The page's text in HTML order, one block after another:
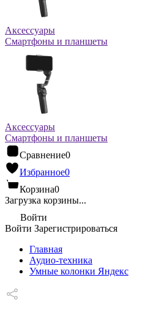
Аксессуары
Смартфоны и планшеты
Аксессуары
Смартфоны и планшеты
Сравнение0
Избранное0
Корзина0
Загрузка корзины...
Войти
Войти Зарегистрироваться
Главная
Аудио-техника
Умные колонки Яндекс